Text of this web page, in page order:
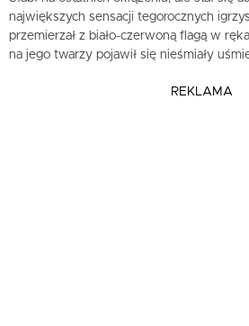
największych sensacji tegorocznych
przemierzał z biało-czerwoną flagą w
na jego twarzy pojawił się nieśmiały
REKLAMA